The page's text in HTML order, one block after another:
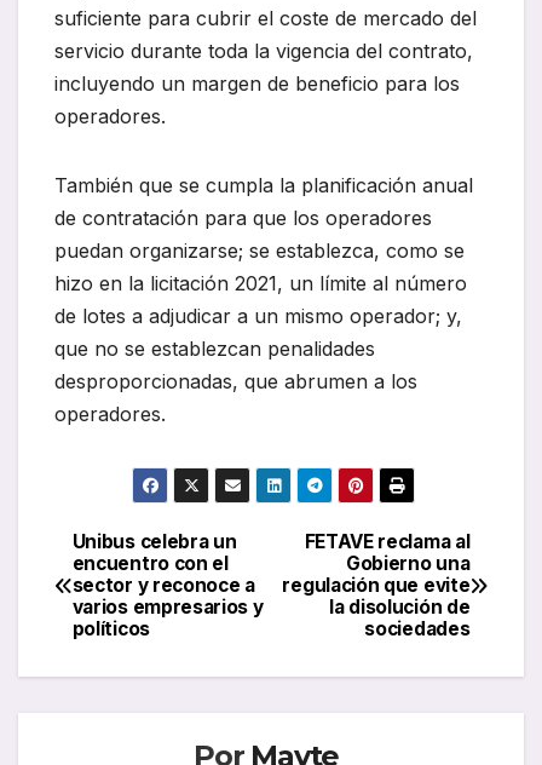
suficiente para cubrir el coste de mercado del
servicio durante toda la vigencia del contrato,
incluyendo un margen de beneficio para los
operadores.
También que se cumpla la planificación anual
de contratación para que los operadores
puedan organizarse; se establezca, como se
hizo en la licitación 2021, un límite al número
de lotes a adjudicar a un mismo operador; y,
que no se establezcan penalidades
desproporcionadas, que abrumen a los
operadores.
Navegación
de
entradas
FETAVE reclama al
Gobierno una
regulación que evite
la disolución de
sociedades
Unibus celebra un
encuentro con el
sector y reconoce a
varios empresarios y
políticos
Por Mayte